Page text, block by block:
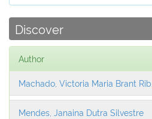
Discover
Author
Machado, Victoria Maria Brant Rib...
Mendes, Janaina Dutra Silvestre